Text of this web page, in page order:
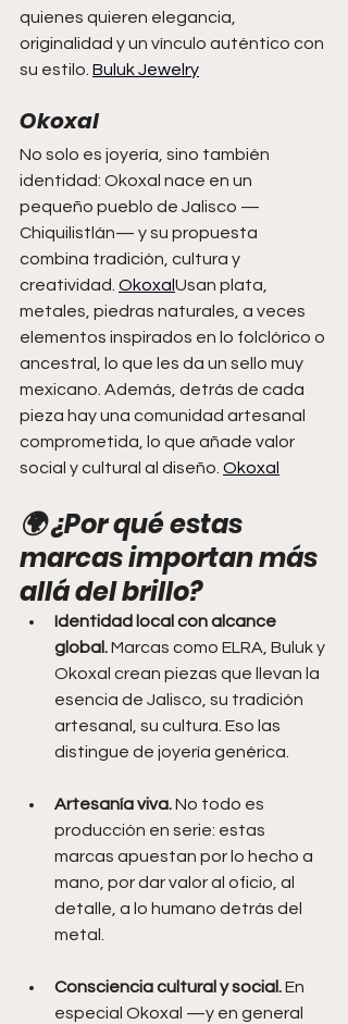
quienes quieren elegancia,
originalidad y un vínculo auténtico con
su estilo. Buluk Jewelry
Okoxal
No solo es joyería, sino también
identidad: Okoxal nace en un
pequeño pueblo de Jalisco —
Chiquilistlán— y su propuesta
combina tradición, cultura y
creatividad. Okoxal Usan plata,
metales, piedras naturales, a veces
elementos inspirados en lo folclórico o
ancestral, lo que les da un sello muy
mexicano. Además, detrás de cada
pieza hay una comunidad artesanal
comprometida, lo que añade valor
social y cultural al diseño. Okoxal
🌍 ¿Por qué estas
marcas importan más
allá del brillo?
Identidad local con alcance
global. Marcas como ELRA, Buluk y
Okoxal crean piezas que llevan la
esencia de Jalisco, su tradición
artesanal, su cultura. Eso las
distingue de joyería genérica.
Artesanía viva. No todo es
producción en serie: estas
marcas apuestan por lo hecho a
mano, por dar valor al oficio, al
detalle, a lo humano detrás del
metal.
Consciencia cultural y social. En
especial Okoxal —y en general